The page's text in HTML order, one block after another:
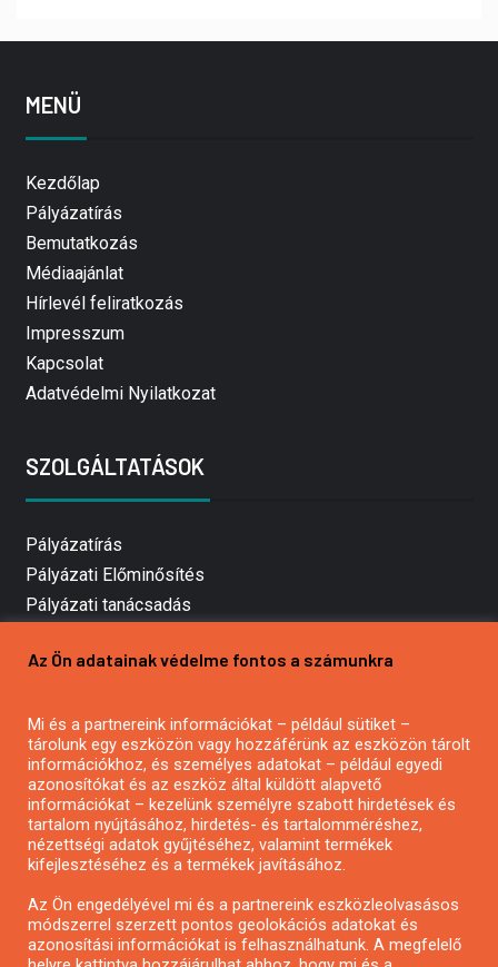
MENÜ
Kezdőlap
Pályázatírás
Bemutatkozás
Médiaajánlat
Hírlevél feliratkozás
Impresszum
Kapcsolat
Adatvédelmi Nyilatkozat
SZOLGÁLTATÁSOK
Pályázatírás
Pályázati Előminősítés
Pályázati tanácsadás
Mezőgazdasági pályázatírás
Pályázatírás civil szervezeteknek
Pályázatírás önkormányzatoknak
Pályázatfigyelés
Specifikus pályázatfigyelés vagy hírlevél
Az Ön adatainak védelme fontos a számunkra
Mi és a partnereink információkat – például sütiket –
tárolunk egy eszközön vagy hozzáférünk az eszközön tárolt
információkhoz, és személyes adatokat – például egyedi
azonosítókat és az eszköz által küldött alapvető
információkat – kezelünk személyre szabott hirdetések és
tartalom nyújtásához, hirdetés- és tartalomméréshez,
nézettségi adatok gyűjtéséhez, valamint termékek
kifejlesztéséhez és a termékek javításához.
Az Ön engedélyével mi és a partnereink eszközleolvasásos
módszerrel szerzett pontos geolokációs adatokat és
azonosítási információkat is felhasználhatunk. A megfelelő